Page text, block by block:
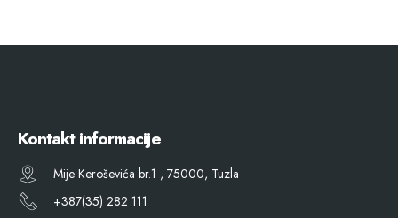
Kontakt informacije
Mije Keroševića br.1 , 75000, Tuzla
+387(35) 282 111